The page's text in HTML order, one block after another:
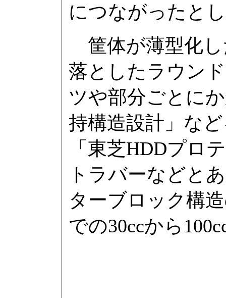
につながったと
筐体が薄型化し
落としたラウン
ツや部分ごとに
持構造設計」な
「東芝HDDプロ
トラバーなどと
ターブロック構
での30ccから